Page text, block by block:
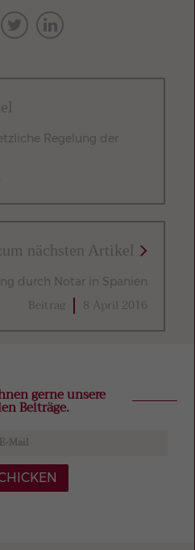
Regelung der
nächsten Artikel
durch Notar in Spanien
Beitrag 8 April 2016
gerne unsere
Beiträge.